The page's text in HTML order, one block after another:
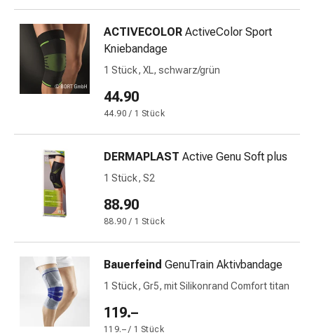
Gelenkschmerzen
Schmerzmittel
Schmerztherapie
Wärmen
Stress
Stimmungsschwankungen
Schlafstörungen
(Schnarchen)
Atemwege
Nasenmittel
Atmungstraktbeschwerden
Infektionen
Windpocken
Stoffwechsel
Osteoporose
ACTIVECOLOR ActiveColor Sport
Kniebandage
1 Stück, XL, schwarz/grün
44.90
44.90 / 1 Stück
DERMAPLAST Active Genu Soft plus
1 Stück, S2
88.90
88.90 / 1 Stück
Bauerfeind GenuTrain Aktivbandage
1 Stück, Gr5, mit Silikonrand Comfort titan
119.–
119.– / 1 Stück